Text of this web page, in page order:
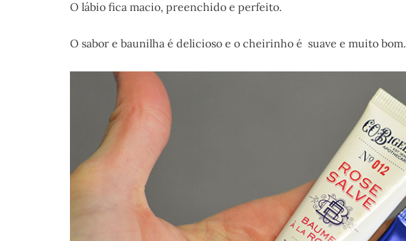
O lábio fica macio, preenchido e perfeito.
O sabor e baunilha é delicioso e o cheirinho é suave e muito bom.